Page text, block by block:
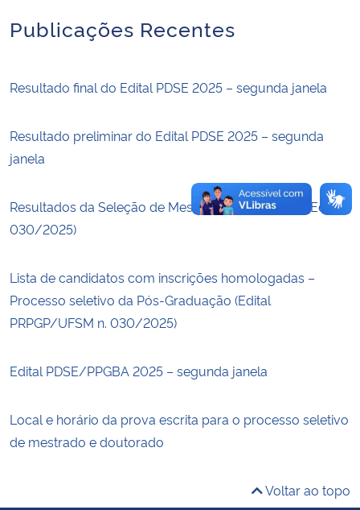
Secretaria de Governo
Banco Central do Brasil
Planalto
Publicações Recentes
Resultado final do Edital PDSE 2025 – segunda janela
Resultado preliminar do Edital PDSE 2025 – segunda
janela
Resultados da Seleção de Mestrado e Doutorado (Edital
030/2025)
Lista de candidatos com inscrições homologadas –
Processo seletivo da Pós-Graduação (Edital
PRPGP/UFSM n. 030/2025)
Edital PDSE/PPGBA 2025 – segunda janela
Local e horário da prova escrita para o processo seletivo
de mestrado e doutorado
Voltar ao topo